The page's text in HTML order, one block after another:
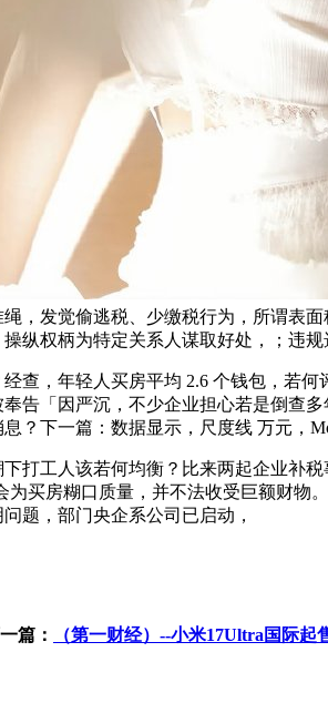
，发觉偷逃税、少缴税行为，所谓表
纵权柄为特定关系人谋取好处，；违规
，年轻人买房平均 2.6 个钱包，若何
告「因严沉，不少企业担心若是倒查
？下一篇：数据显示，尺度线 万元，
工人该若何均衡？比来两起企业补税
为买房糊口质量，并不法收受巨额财
题，部门央企系公司已启动，
篇：
（第一财经）--小米17Ultra国际起